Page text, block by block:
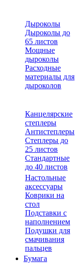
Дыроколы
Дыроколы до
65 листов
Мощные
дыроколы
Расходные
материалы для
дыроколов
Канцелярские
степлеры
Антистеплеры
Степлеры до
25 листов
Стандартные
до 40 листов
Настольные
аксессуары
Коврики на
стол
Подставки с
наполнением
Подушки для
смачивания
пальцев
Бумага